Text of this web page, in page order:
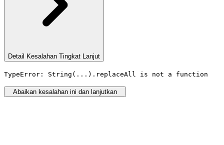
Detail Kesalahan Tingkat Lanjut
TypeError: String(...).replaceAll is not a function
Abaikan kesalahan ini dan lanjutkan